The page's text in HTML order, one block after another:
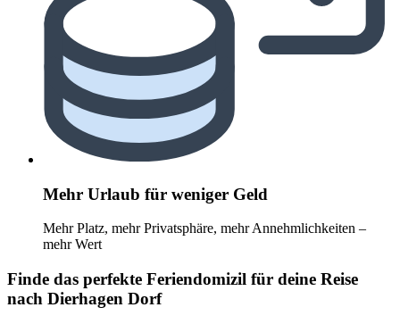
Mehr Urlaub für weniger Geld
Mehr Platz, mehr Privatsphäre, mehr Annehmlichkeiten –
mehr Wert
Finde das perfekte Feriendomizil für deine Reise
nach Dierhagen Dorf